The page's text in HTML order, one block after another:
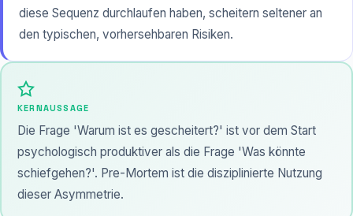
diese Sequenz durchlaufen haben, scheitern seltener an
den typischen, vorhersehbaren Risiken.
KERNAUSSAGE
Die Frage 'Warum ist es gescheitert?' ist vor dem Start
psychologisch produktiver als die Frage 'Was könnte
schiefgehen?'. Pre-Mortem ist die disziplinierte Nutzung
dieser Asymmetrie.